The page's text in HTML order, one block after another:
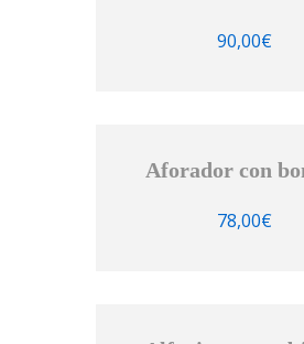
90,00€
Aforador con
78,00€